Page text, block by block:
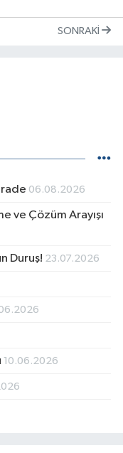
SONRAKI
06.08.2026
ve Çözüm Arayışı
Duruş! 23.07.2026
10.06.2026